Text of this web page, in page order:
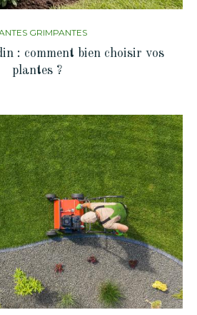
GRIMPANTES
: comment bien choisir vos
plantes ?